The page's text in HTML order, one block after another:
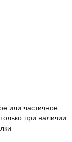
или частичное
при наличии